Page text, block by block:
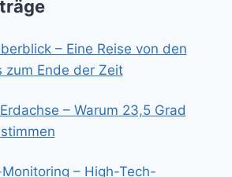
– Eine Reise von den
zum Ende der Zeit
– Warum 23,5 Grad
– High-Tech-